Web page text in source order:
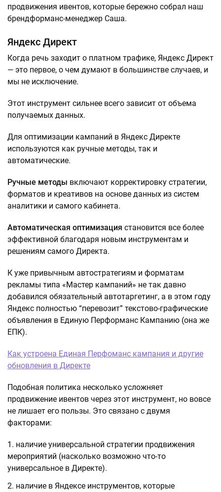
продвижения ивентов, которые бережно собрал наш
брендформанс-менеджер Саша.
Яндекс Директ
Когда речь заходит о платном трафике, Яндекс Директ
— это первое, о чем думают в большинстве случаев, и
мы не исключение.
Этот инструмент сильнее всего зависит от объема
получаемых данных.
Для оптимизации кампаний в Яндекс Директе
используются как ручные методы, так и
автоматические.
Ручные методы включают корректировку стратегии,
форматов и креативов на основе данных из систем
аналитики и самого кабинета.
Автоматическая оптимизация становится все более
эффективной благодаря новым инструментам и
решениям самого Директа.
К уже привычным автостратегиям и форматам
рекламы типа «Мастер кампаний» не так давно
добавился обязательный автотаргетинг, а в этом году
Яндекс полностью “перевозит” текстово-графические
объявления в Единую Перформанс Кампанию (она же
ЕПК).
Как устроена Единая Перфоманс кампания и другие
обновления в Директе
Подобная политика несколько усложняет
продвижение ивентов через этот инструмент, но вовсе
не лишает его пользы. Это связано с двумя
факторами:
наличие универсальной стратегии продвижения
мероприятий (насколько возможно что-то
универсальное в Директе).
наличие в Яндексе инструментов, которые